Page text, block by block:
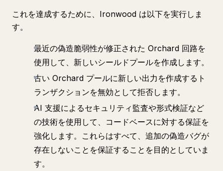
これを達成するために、Ironwood は以下を実行しま
す。
最近の偽造脆弱性が修正された Orchard 回路を
使用して、新しいシールドプールを作成します。
古い Orchard プールに新しい出力を作成するト
ランザクションを無効として拒否します。
AI 支援によるセキュリティ監査や形式検証など
の技術を使用して、コードベースに対する保証を
強化します。これらはすべて、追加の偽造バグが
存在しないことを保証することを目的としていま
す。